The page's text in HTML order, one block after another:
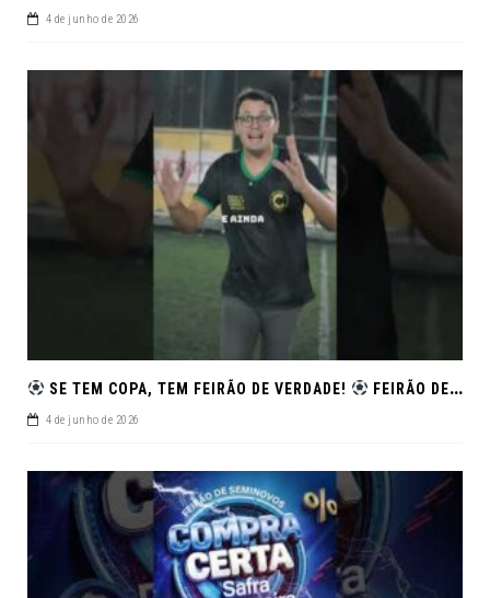
4 de junho de 2026
SE TEM COPA, TEM FEIRÃO DE VERDADE! FEIRÃO DE SEMINOVOS EM ALTA – ARACAJU
4 de junho de 2026